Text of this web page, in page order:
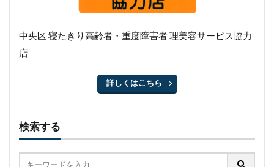
中央区 寝たきり高齢者・重度障害者 理美容サービス協力
店
詳しくはこちら
検索する